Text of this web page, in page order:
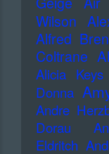
Wilson
Alfred
Coltrane
Alicia Keys
Donna
Andre
Dorau
Eldritch